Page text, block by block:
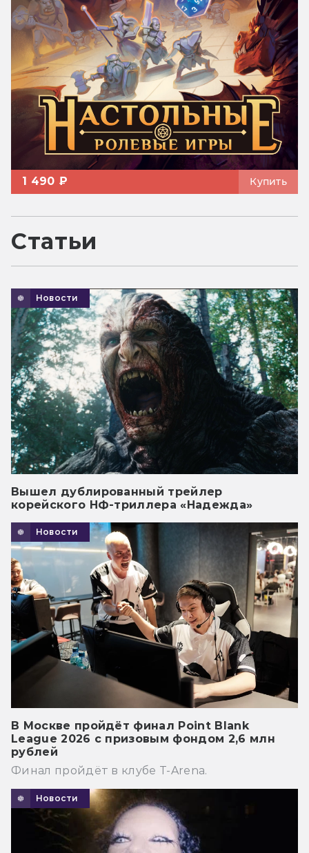
1 490 ₽ Купить
Статьи
Новости
Вышел дублированный трейлер
корейского НФ-триллера «Надежда»
Новости
В Москве пройдёт финал Point Blank
League 2026 с призовым фондом 2,6 млн
рублей
Финал пройдёт в клубе T-Arena.
Новости